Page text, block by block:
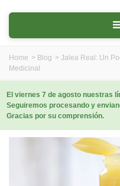
Home > Blog > Jalea Real: Un
Medicinal
El viernes 7 de agosto nuestras
Seguiremos procesando y
Gracias por su comprensión.